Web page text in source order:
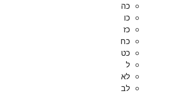
כה
כו
כז
כח
כט
ל
לא
לב